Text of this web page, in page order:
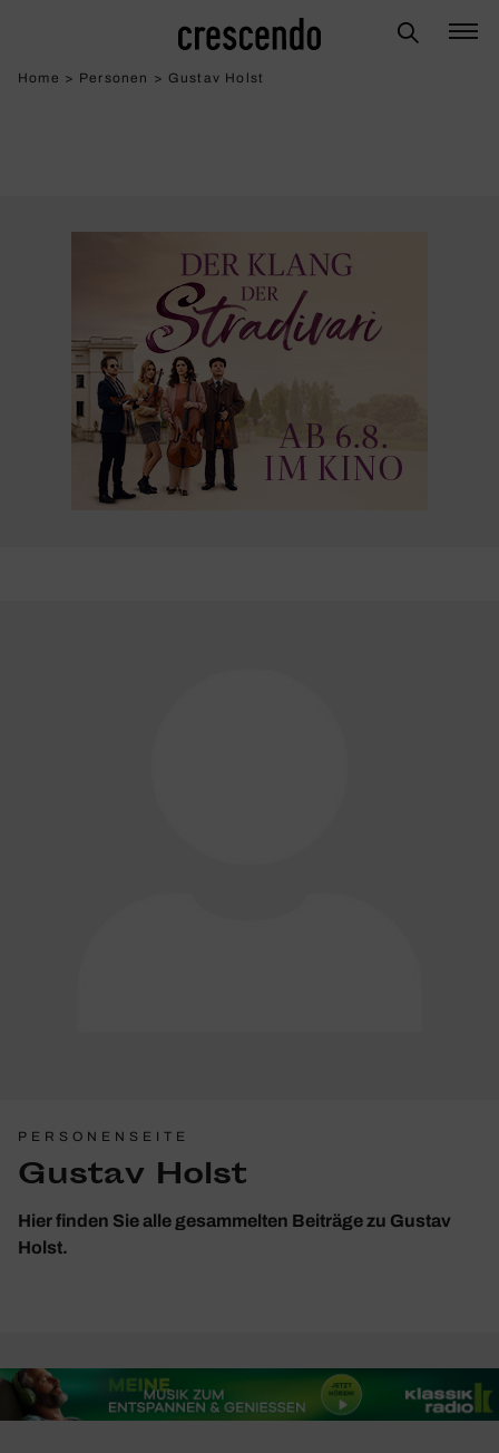
Home > Personen > Gustav Holst
PERSONENSEITE
Gustav Holst
Hier finden Sie alle gesammelten Beiträge zu Gustav
Holst.